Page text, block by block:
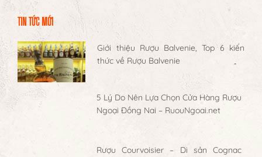
TIN TỨC MỚI
Giới thiệu Rượu Balvenie, Top 6 kiến
thức về Rượu Balvenie
5 Lý Do Nên Lựa Chọn Cửa Hàng Rượu
Ngoại Đồng Nai – RuouNgoai.net
Rượu Courvoisier – Di sản Cognac